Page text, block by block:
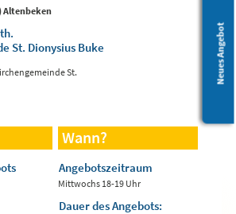
Leichte Sprache
Neues Angebot
Altenbeken
St. Dionysius Buke
St.
Wann?
Angebotszeitraum
Mittwochs 18-19 Uhr
Dauer des Angebots: